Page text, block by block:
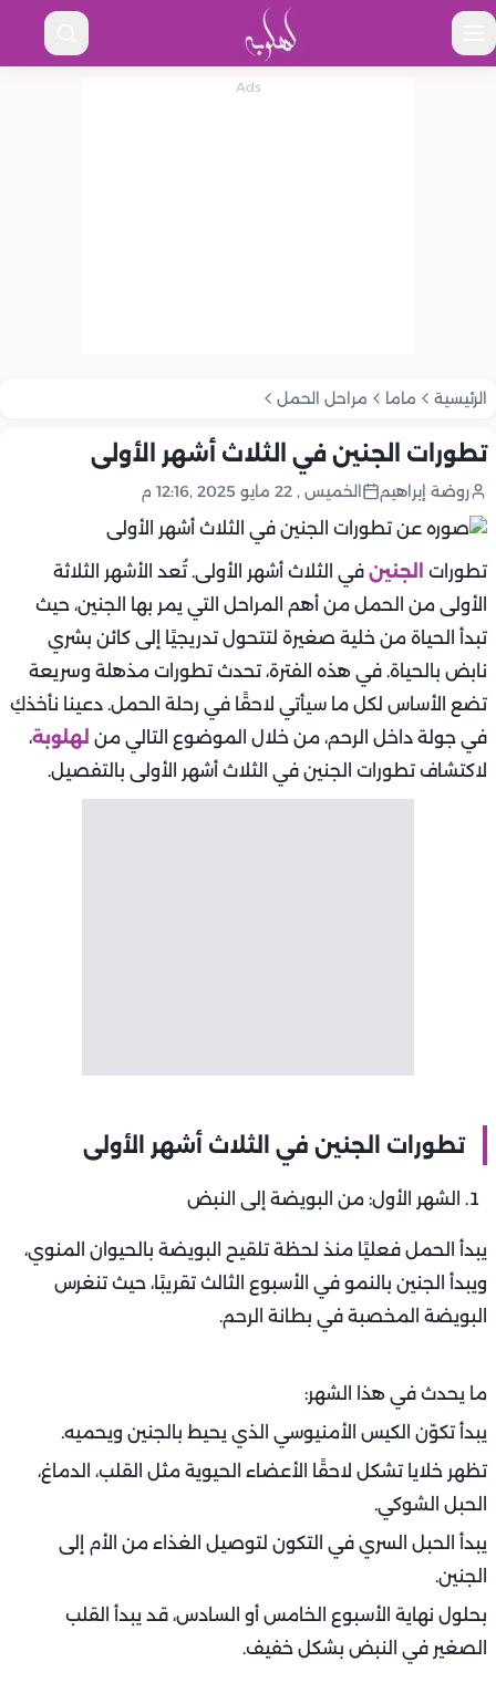
الرئيسية ماما مراحل الحمل
تطورات الجنين في الثلاث أشهر الأولى
روضة إبراهيم الخميس , 22 مايو 2025 ,12:16 م
تطورات الجنين في الثلاث أشهر الأولى. تُعد الأشهر الثلاثة
الأولى من الحمل من أهم المراحل التي يمر بها الجنين، حيث
تبدأ الحياة من خلية صغيرة لتتحول تدريجيًا إلى كائن بشري
نابض بالحياة. في هذه الفترة، تحدث تطورات مذهلة وسريعة
تضع الأساس لكل ما سيأتي لاحقًا في رحلة الحمل. دعينا نأخذكِ
في جولة داخل الرحم، من خلال الموضوع التالي من لهلوبة،
لاكتشاف تطورات الجنين في الثلاث أشهر الأولى بالتفصيل.
تطورات الجنين في الثلاث أشهر الأولى
الشهر الأول: من البويضة إلى النبض
يبدأ الحمل فعليًا منذ لحظة تلقيح البويضة بالحيوان المنوي،
ويبدأ الجنين بالنمو في الأسبوع الثالث تقريبًا، حيث تنغرس
البويضة المخصبة في بطانة الرحم.
ما يحدث في هذا الشهر:
يبدأ تكوّن الكيس الأمنيوسي الذي يحيط بالجنين ويحميه.
تظهر خلايا تشكل لاحقًا الأعضاء الحيوية مثل القلب، الدماغ،
الحبل الشوكي.
يبدأ الحبل السري في التكون لتوصيل الغذاء من الأم إلى
الجنين.
بحلول نهاية الأسبوع الخامس أو السادس، قد يبدأ القلب
الصغير في النبض بشكل خفيف.